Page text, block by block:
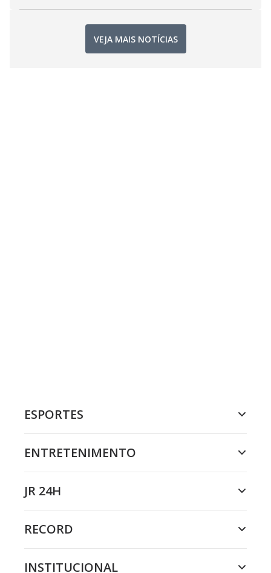
VEJA MAIS NOTÍCIAS
ESPORTES
ENTRETENIMENTO
JR 24H
RECORD
INSTITUCIONAL